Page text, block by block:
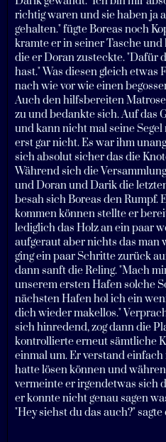
richtig waren und sie haben ja
gehalten." fügte Boreas noch
kramte er in seiner Tasche
die er Doran zusteckte. "Dafür
hast." Was diesen gleich
nach wie vor wie einen
Auch den hilfsbereiten
zu und bedankte sich. Auf das
und kann nicht mal seine
erst gar nicht. Es war ihm
sich absolut sicher das die
Während sich die
und Doran und Darik die
besah sich Boreas den Rumpf.
kommen können stellte er
lediglich das Holz an ein paar
aufgeraut aber nichts das man
ging ein paar Schritte zurück
dann sanft die Reling. "Mach
unserem ersten Hafen solche
nächsten Hafen hol ich ein
dich wieder makellos."
sich hinredend, zog dann die
kontrollierte erneut sämtliche
einmal um. Er verstand
hatte lösen können und
vermeinte er irgendetwas sich
er konnte nicht genau sagen
"Hey siehst du das auch?"